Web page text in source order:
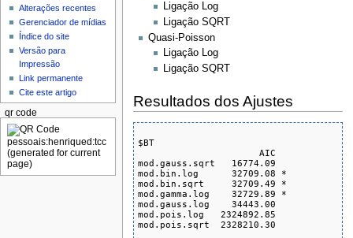
Ligação Log
Ligação SQRT
Quasi-Poisson
Ligação Log
Ligação SQRT
Resultados dos Ajustes
$BT
                      AIC
mod.gauss.sqrt   16774.09
mod.bin.log      32709.08 *
mod.bin.sqrt     32709.49 *
mod.gamma.log    32729.89 *
mod.gauss.log    34443.00
mod.pois.log   2324892.85
mod.pois.sqrt  2328210.30
Alterações recentes
Gerenciador de mídias
Índice do site
Versão para
Impressão
Link permanente
Cite este artigo
qr code